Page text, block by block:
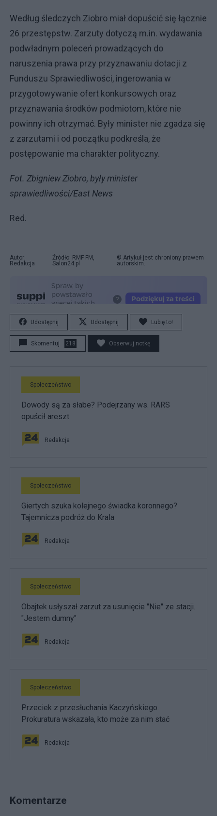
Według śledczych Ziobro miał dopuścić się łącznie
26 przestępstw. Zarzuty dotyczą m.in. wydawania
podwładnym poleceń prowadzących do
naruszenia prawa przy przyznawaniu dotacji z
Funduszu Sprawiedliwości, ingerowania w
przygotowywanie ofert konkursowych oraz
przyznawania środków podmiotom, które nie
powinny ich otrzymać. Były minister nie zgadza się
z zarzutami i od początku podkreśla, że
postępowanie ma charakter polityczny.
Fot. Zbigniew Ziobro, były minister
sprawiedliwości/East News
Red.
Autor:
Redakcja
Źródło: RMF FM,
Salon24.pl
© Artykuł jest chroniony prawem
autorskim.
Udostępnij Udostępnij Lubię to!
Skomentuj 218 Obserwuj notkę
Społeczeństwo
Dowody są za słabe? Podejrzany ws. RARS
opuścił areszt
Redakcja
Społeczeństwo
Giertych szuka kolejnego świadka koronnego?
Tajemnicza podróż do Krala
Redakcja
Społeczeństwo
Obajtek usłyszał zarzut za usunięcie "Nie" ze stacji.
"Jestem dumny"
Redakcja
Społeczeństwo
Przeciek z przesłuchania Kaczyńskiego.
Prokuratura wskazała, kto może za nim stać
Redakcja
Komentarze